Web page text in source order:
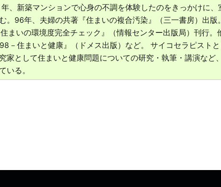
、新築マンションで心身の不調を体験したのをきっかけに、
。96年、夫婦の共著『住まいの複合汚染』（三一書房）出版
まいの環境度完全チェック』（情報センター出版局）刊行。
－住まいと健康』（ドメス出版）など。 サイコセラピスト
家として住まいと健康問題についての研究・執筆・講演など
いる。